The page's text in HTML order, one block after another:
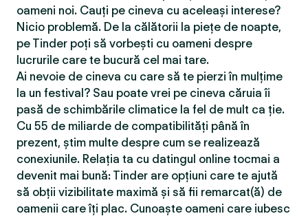
oameni noi. Cauți pe cineva cu aceleași interese?
Nicio problemă. De la călătorii la piețe de noapte,
pe Tinder poți să vorbești cu oameni despre
lucrurile care te bucură cel mai tare.
Ai nevoie de cineva cu care să te pierzi în mulțime
la un festival? Sau poate vrei pe cineva căruia îi
pasă de schimbările climatice la fel de mult ca ție.
Cu 55 de miliarde de compatibilităţi până în
prezent, știm multe despre cum se realizează
conexiunile. Relația ta cu datingul online tocmai a
devenit mai bună: Tinder are opțiuni care te ajută
să obții vizibilitate maximă și să fii remarcat(ă) de
oamenii care îți plac. Cunoaște oameni care iubesc